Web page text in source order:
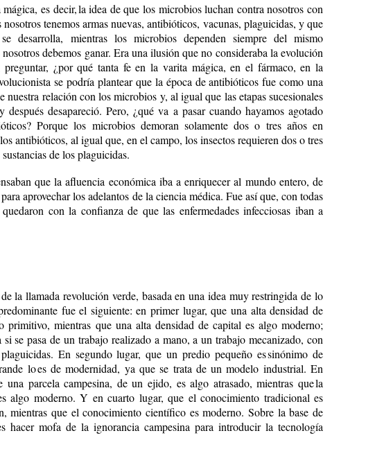
es decir, la idea de que los microbios luchan contra nosotros con
tenemos ar­mas nuevas, antibióticos, vacunas, plaguicidas, y que
desarrolla, mientras los microbios dependen siempre del mismo
debemos ganar. Era una ilusión que no consideraba la evolución
¿por qué tanta fe en la varita mágica, en el fármaco, en la
se podría plantear que la época de antibióticos fue como una
nuestra relación con los microbios y, al igual que las etapas sucesionales
desapareció. Pero, ¿qué va a pasar cuando hayamos agotado
Porque los microbios demoran solamente dos o tres años en
antibióticos, al igual que, en el campo, los insectos requieren dos o tres
de los plaguicidas.
que la afluencia económica iba a enriquecer al mundo entero, de
aprovechar los adelantos de la ciencia médica. Fue así que, con todas
con la confianza de que las enfermedades infecciosas iban a
la llamada revolución verde, basada en una idea muy restringida de lo
fue el siguiente: en primer lugar, que una alta densidad de
primitivo, mientras que una alta densidad de capital es algo moderno;
se pasa de un trabajo realizado a mano, a un trabajo mecanizado, con
En segundo lugar, que un predio pequeño es sinóni­mo de
lo es de modernidad, ya que se trata de un modelo industrial. En
una parcela campesina, de un ejido, es algo atrasado, mientras que la
algo moderno. Y en cuarto lugar, que el conocimiento tradicional es
mientras que el conocimiento científico es moderno. Sobre la base de
hacer mofa de la ignorancia campesina para introducir la tecnología